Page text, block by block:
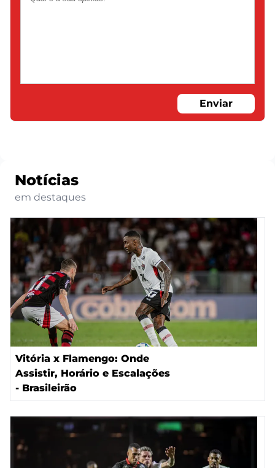
Enviar
Notícias
em destaques
Vitória x Flamengo: Onde
Assistir, Horário e Escalações
- Brasileirão